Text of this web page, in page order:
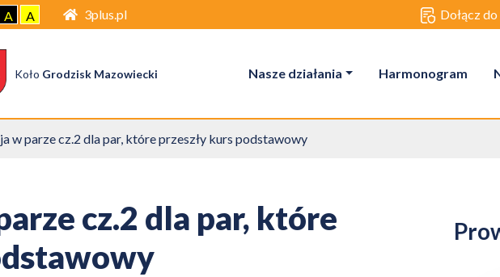
A A 3plus.pl Dołącz
Koło Grodzisk Mazowiecki Nasze działania Harmonogram
w parze cz.2 dla par, które przeszły kurs podstawowy
cz.2 dla par, które